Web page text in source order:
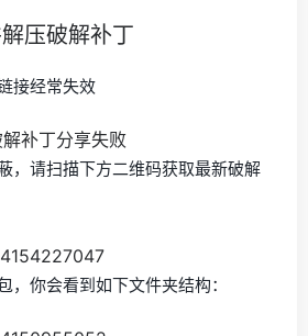
压破解补丁
接经常失效
，请扫描下方二维码获取最新破解
，你会看到如下文件夹结构：